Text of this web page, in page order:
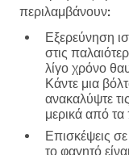
περιλαμβάνουν:
Εξερεύνηση
στις
λίγο χρόνο
Κάντε μια
ανακαλύψτε
μερικά από τα
Επισκέψεις
το φαγητό